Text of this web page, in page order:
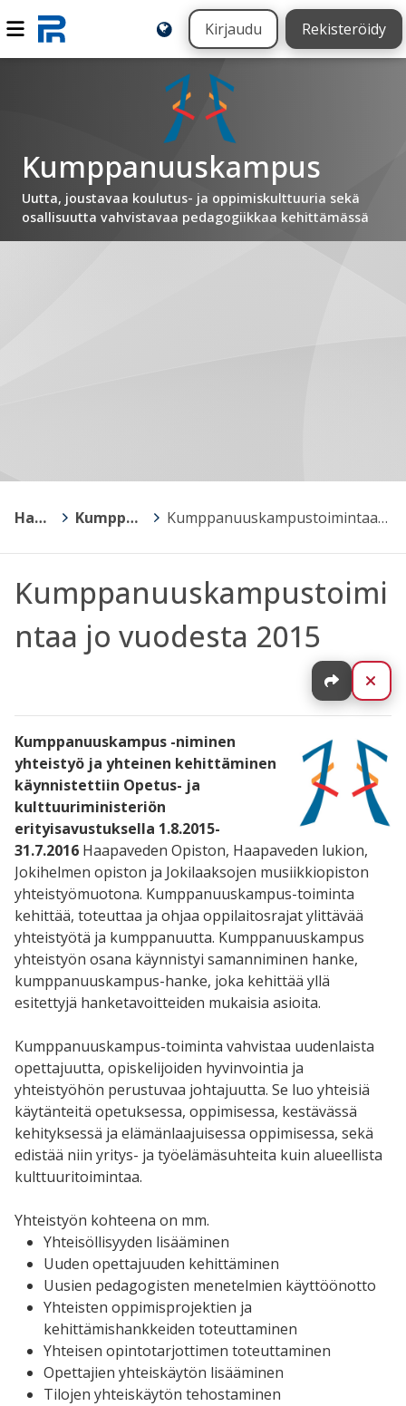
Kirjaudu Rekisteröidy
Kumppanuuskampus
Uutta, joustavaa koulutus- ja oppimiskulttuuria sekä
osallisuutta vahvistavaa pedagogiikkaa kehittämässä
Hankkeet Kumppanuuskampus > Kumppanuuskampustoimintaa jo vuodesta 2015
Kumppanuuskampustoimi
ntaa jo vuodesta 2015
Jaa
Kumppanuuskampus -niminen
yhteistyö ja yhteinen kehittäminen
käynnistettiin Opetus- ja
kulttuuriministeriön
erityisavustuksella 1.8.2015-
31.7.2016 Haapaveden Opiston, Haapaveden lukion,
Jokihelmen opiston ja Jokilaaksojen musiikkiopiston
yhteistyömuotona. Kumppanuuskampus-toiminta
kehittää, toteuttaa ja ohjaa oppilaitosrajat ylittävää
yhteistyötä ja kumppanuutta. Kumppanuuskampus
yhteistyön osana käynnistyi samanniminen hanke,
kumppanuuskampus-hanke, joka kehittää yllä
esitettyjä hanketavoitteiden mukaisia asioita.
Kumppanuuskampus-toiminta vahvistaa uudenlaista
opettajuutta, opiskelijoiden hyvinvointia ja
yhteistyöhön perustuvaa johtajuutta. Se luo yhteisiä
käytänteitä opetuksessa, oppimisessa, kestävässä
kehityksessä ja elämänlaajuisessa oppimisessa, sekä
edistää niin yritys- ja työelämäsuhteita kuin alueellista
kulttuuritoimintaa.
Yhteistyön kohteena on mm.
Yhteisöllisyyden lisääminen
Uuden opettajuuden kehittäminen
Uusien pedagogisten menetelmien käyttöönotto
Yhteisten oppimisprojektien ja
kehittämishankkeiden toteuttaminen
Yhteisen opintotarjottimen toteuttaminen
Opettajien yhteiskäytön lisääminen
Tilojen yhteiskäytön tehostaminen